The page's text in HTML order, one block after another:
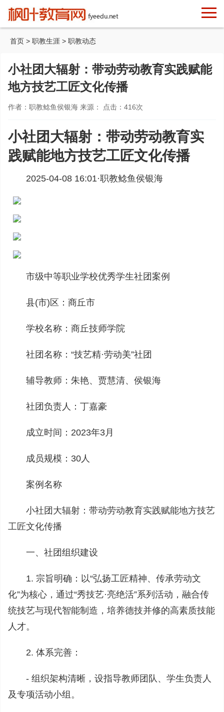
首页 > 职教生涯 > 职教动态
小社团大辐射：带动劳动教育实践赋能
地方技艺工匠文化传播
作者：职教鲶鱼侯银海 来源： 点击： 416次
小社团大辐射：带动劳动教育实
践赋能地方技艺工匠文化传播
2025-04-08 16:01·职教鲶鱼侯银海
市级中等职业学校优秀学生社团案例
县(市)区：商丘市
学校名称：商丘技师学院
社团名称：“技艺精·劳动美”社团
辅导教师：朱艳、贾慧清、侯银海
社团负责人：丁嘉豪
成立时间：2023年3月
成员规模：30人
案例名称
小社团大辐射：带动劳动教育实践赋能地方技艺
工匠文化传播
一、社团组织建设
1. 宗旨明确：以“弘扬工匠精神、传承劳动文
化”为核心，通过“秀技艺·亮绝活”系列活动，融合传
统技艺与现代智能制造，培养德技并修的高素质技能
人才。
2. 体系完善：
- 组织架构清晰，设指导教师团队、学生负责人
及专项活动小组。